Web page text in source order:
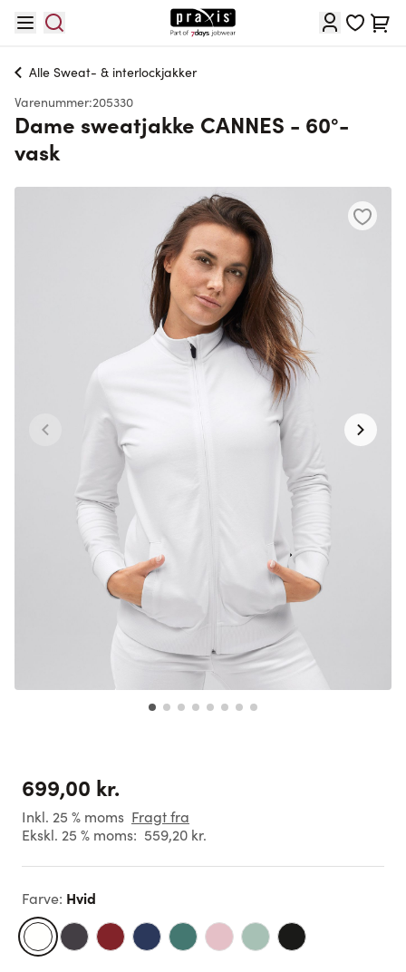
Cart
Alle Sweat- & interlockjakker
Varenummer:205330
Dame sweatjakke CANNES - 60°-
vask
699,00 kr.
Inkl. 25 % moms Fragt fra
Ekskl. 25 % moms: 559,20 kr.
Farve: Hvid